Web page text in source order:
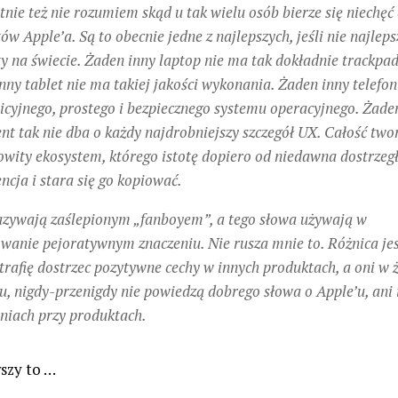
też nie rozumiem skąd u tak wielu osób bierze się niechęć
Apple’a. Są to obecnie jedne z najlepszych, jeśli nie
na świecie. Żaden inny laptop nie ma tak dokładnie
tablet nie ma takiej jakości wykonania. Żaden inny
prostego i bezpiecznego systemu operacyjnego.
tak nie dba o każdy najdrobniejszy szczegół UX. Całość
ekosystem, którego istotę dopiero od niedawna
i stara się go kopiować.
zaślepionym „fanboyem”, a tego słowa używają w
pejoratywnym znaczeniu. Nie rusza mnie to. Różnica
dostrzec pozytywne cechy w innych produktach, a oni w
nigdy-przenigdy nie powiedzą dobrego słowa o Apple’u, ani
przy produktach.
to …